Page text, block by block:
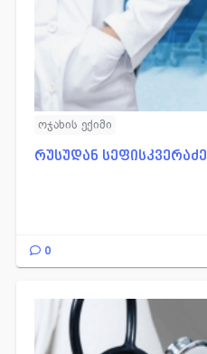
ოჯახის ექიმი
რუსუდან სეფისკვერაძე
0